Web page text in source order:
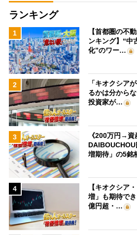
ランキング
1
【首都圏の不
ンキング】“中
化”のワー…
2
「キオクシア
るかは分から
投資家が…
3
《200万円→
増期待」の5銘
4
【キオクシア
増」も期待で
億円超・…